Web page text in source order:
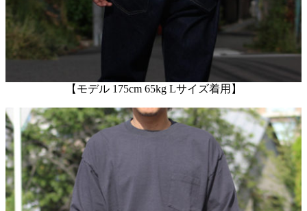
【モデル 175cm 65kg Lサイズ着用】